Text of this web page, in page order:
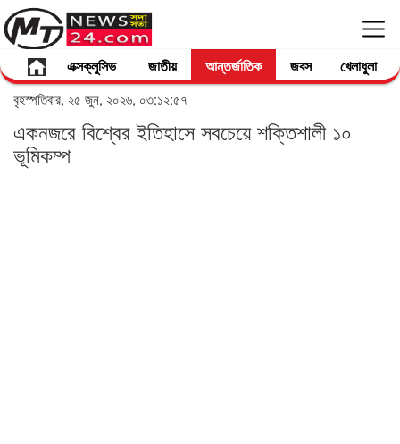
এক্সক্লুসিভ জাতীয় আন্তর্জাতিক জবস খেলাধুলা
বৃহস্পতিবার, ২৫ জুন, ২০২৬, ০৩:১২:৫৭
একনজরে বিশ্বের ইতিহাসে সবচেয়ে শক্তিশালী ১০
ভূমিকম্প